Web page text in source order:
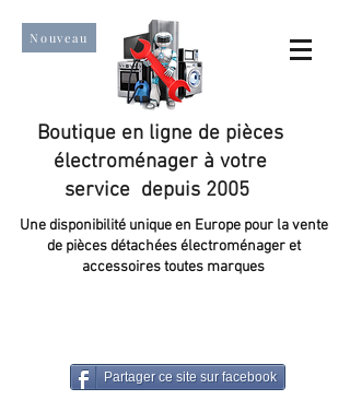
Nouveau
Boutique en ligne de pièces
électroménager à votre
service depuis 2005
Une disponibilité unique en Europe pour la vente
de pièces détachées électroménager et
accessoires toutes marques
Partager ce site sur facebook